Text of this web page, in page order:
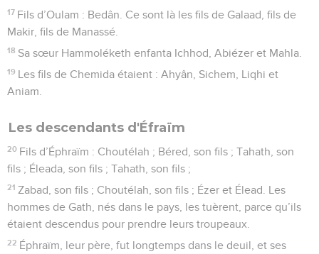
17 Fils d’Oulam : Bedân. Ce sont là les fils de Galaad, fils de
Makir, fils de Manassé.
18 Sa sœur Hammoléketh enfanta Ichhod, Abiézer et Mahla.
19 Les fils de Chemida étaient : Ahyân, Sichem, Liqhi et
Aniam.
Les descendants d'Éfraïm
20 Fils d’Éphraïm : Choutélah ; Béred, son fils ; Tahath, son
fils ; Éleada, son fils ; Tahath, son fils ;
21 Zabad, son fils ; Choutélah, son fils ; Ézer et Élead. Les
hommes de Gath, nés dans le pays, les tuèrent, parce qu’ils
étaient descendus pour prendre leurs troupeaux.
22 Éphraïm, leur père, fut longtemps dans le deuil, et ses